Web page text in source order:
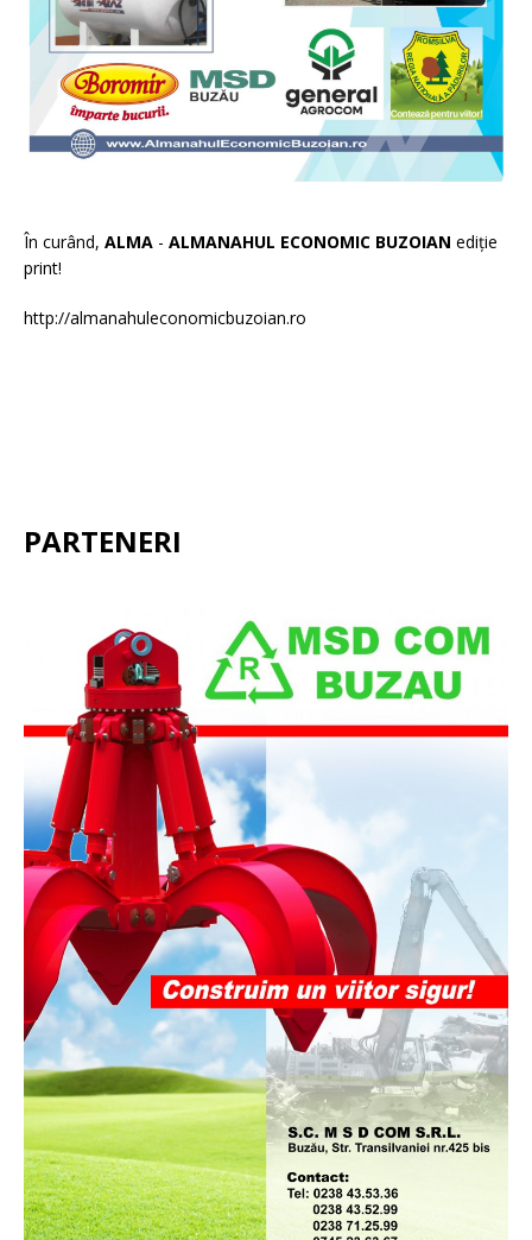
În curând, ALMA - ALMANAHUL ECONOMIC BUZOIAN ediție
print!
http://almanahuleconomicbuzoian.ro
PARTENERI